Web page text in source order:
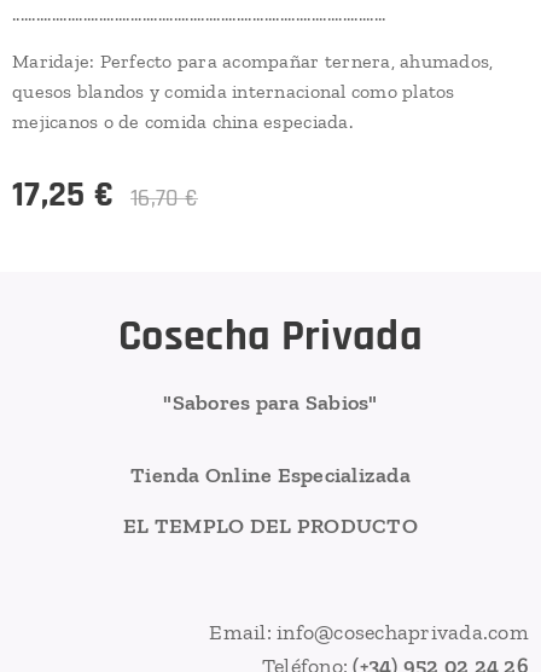
...............................................................................................
Maridaje: Perfecto para acompañar ternera, ahumados,
quesos blandos y comida internacional como platos
mejicanos o de comida china especiada.
17,25 € 16,70€
Cosecha Privada
"Sabores para Sabios"
Tienda Online Especializada
EL TEMPLO DEL PRODUCTO
Email: info@cosechaprivada.com
Teléfono:(+34) 952 02 24 26